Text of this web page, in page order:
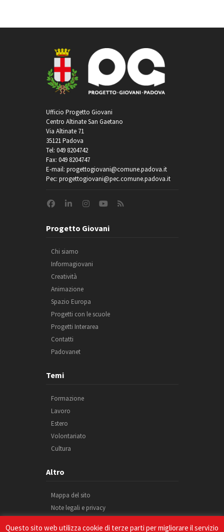
Ufficio Progetto Giovani
Centro Altinate San Gaetano
Via Altinate 71
35121 Padova
Tel: 049 8204742
Fax: 049 8204747
E-mail: progettogiovani@comune.padova.it
Pec: progettogiovani@pec.comune.padova.it
Progetto Giovani
Chi siamo
Informagiovani
Creatività
Animazione
Spazio Europa
Progetti con le scuole
Progetti Interarea
Contatti
Padovanet
Temi
Formazione
Lavoro
Estero
Volontariato
Cultura
Altro
Mappa del sito
Note legali e privacy
Questo sito web utilizza cookie di terze parti per migliorare il servizio